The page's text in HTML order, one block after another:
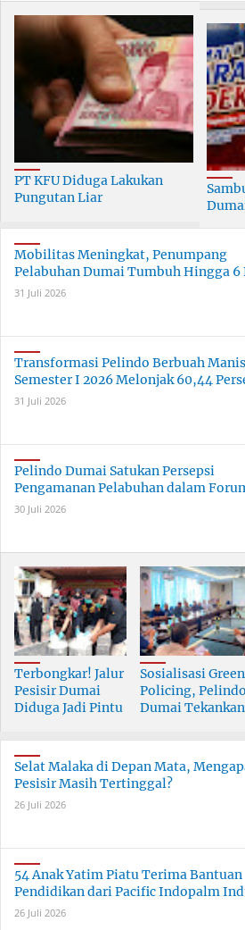
PT KFU Diduga Lakukan
Pungutan Liar
Dumai
Mobilitas Meningkat, Penumpang
Pelabuhan Dumai Tumbuh Hingga 6
31 Juli 2026
Transformasi Pelindo Berbuah
Semester I 2026 Melonjak 60,44
31 Juli 2026
Pelindo Dumai Satukan Persepsi
Pengamanan Pelabuhan dalam
30 Juli 2026
Terbongkar! Jalur
Pesisir Dumai
Diduga Jadi Pintu
Skala Besar
Sosialisasi Green
Policing, Pelindo
Dumai Tekankan
Bersama
Selat Malaka di Depan Mata,
Pesisir Masih Tertinggal?
26 Juli 2026
54 Anak Yatim Piatu Terima Bantuan
Pendidikan dari Pacific Indopalm
26 Juli 2026